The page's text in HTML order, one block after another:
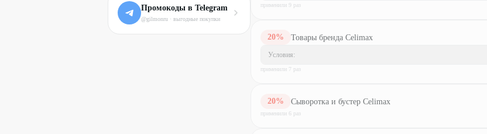
Промокоды в Telegram
@gilmonru · выгодные покупки
применили 9 раз
20% Товары бренда Celimax
Условия:
применили 7 раз
20% Сыворотка и бустер Celimax
применили 6 раз